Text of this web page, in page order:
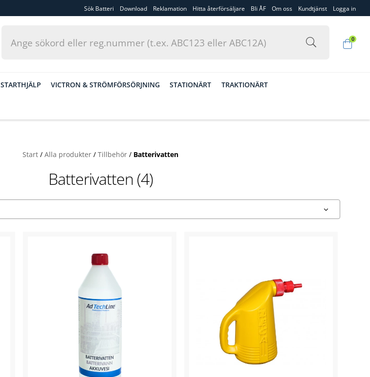
Sök Batteri Download Reklamation Hitta återförsäljare Bli ÅF Om oss Kundtjänst Logga in
0
STARTHJÄLP VICTRON & STRÖMFÖRSÖRJNING STATIONÄRT TRAKTIONÄRT
Start / Alla produkter / Tillbehör / Batterivatten
Batterivatten (4)